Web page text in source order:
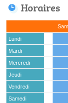
Horaires
Lundi
Mardi
Mercredi
Jeudi
Vendredi
Samedi